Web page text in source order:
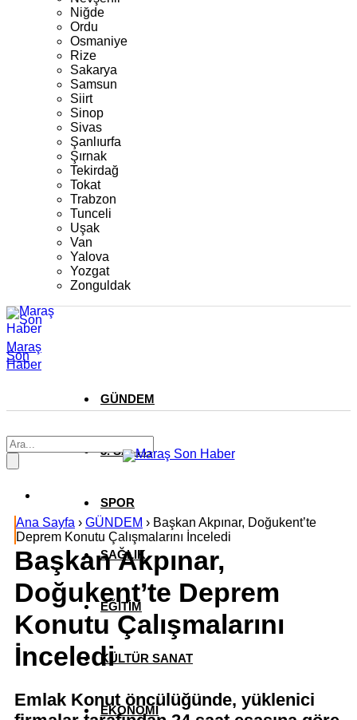
Niğde
Ordu
Osmaniye
Rize
Sakarya
Samsun
Siirt
Sinop
Sivas
Şanlıurfa
Şırnak
Tekirdağ
Tokat
Trabzon
Tunceli
Uşak
Van
Yalova
Yozgat
Zonguldak
Maraş
Son
Haber
GÜNDEM
3. SAYFA
SPOR
SAĞLIK
EĞİTİM
KÜLTÜR SANAT
EKONOMİ
Ana Sayfa › GÜNDEM › Başkan Akpınar, Doğukent’te
Deprem Konutu Çalışmalarını İnceledi
Başkan Akpınar,
Doğukent’te Deprem
Konutu Çalışmalarını
İnceledi
Emlak Konut öncülüğünde, yüklenici